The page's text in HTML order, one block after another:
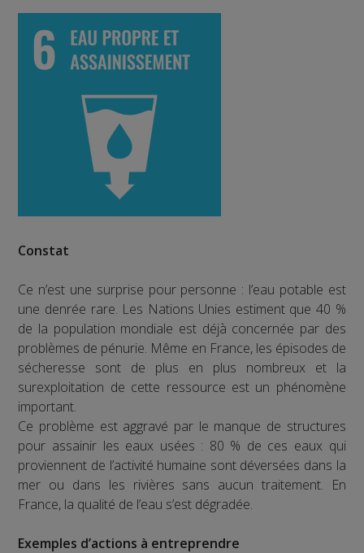
Constat
Ce n’est une surprise pour personne : l’eau potable est
une denrée rare. Les Nations Unies estiment que 40 %
de la population mondiale est déjà concernée par des
problèmes de pénurie. Même en France, les épisodes de
sécheresse sont de plus en plus nombreux et la
surexploitation de cette ressource est un phénomène
important.
Ce problème est aggravé par le manque de structures
pour assainir les eaux usées : 80 % de ces eaux qui
proviennent de l’activité humaine sont déversées dans la
mer ou dans les rivières sans aucun traitement. En
France, la qualité de l’eau s’est dégradée.
Exemples d’actions à entreprendre